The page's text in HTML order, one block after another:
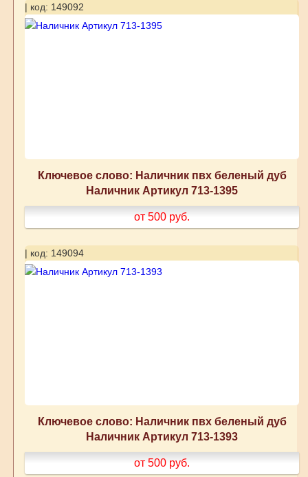
| код: 149092
Ключевое слово: Наличник пвх беленый дуб
Наличник Артикул 713-1395
от 500 руб.
| код: 149094
Ключевое слово: Наличник пвх беленый дуб
Наличник Артикул 713-1393
от 500 руб.